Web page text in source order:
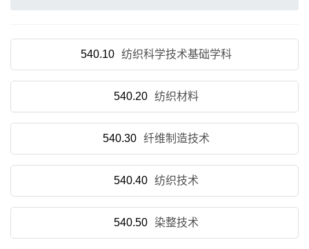
540.10 纺织科学技术基础学科
540.20 纺织材料
540.30 纤维制造技术
540.40 纺织技术
540.50 染整技术